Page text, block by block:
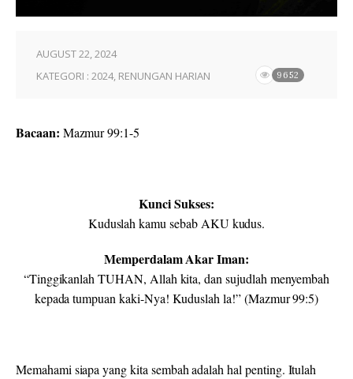
AUGUST 22, 2024
KATEGORI : 2024, RENUNGAN HARIAN 9652
Bacaan: Mazmur 99:1-5
Kunci Sukses:
Kuduslah kamu sebab AKU kudus.
Memperdalam Akar Iman:
“Tinggikanlah TUHAN, Allah kita, dan sujudlah menyembah
kepada tumpuan kaki-Nya! Kuduslah la!” (Mazmur 99:5)
Memahami siapa yang kita sembah adalah hal penting. Itulah